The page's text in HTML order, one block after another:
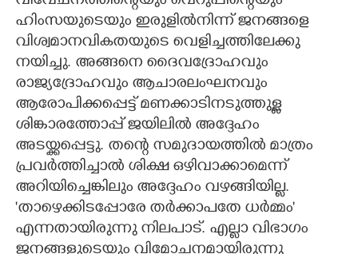
ഹിംസയുടെയും ഇരുളിൽനിന്ന് ജനങ്ങളെ
വിശ്വമാനവികതയുടെ വെളിച്ചത്തിലേക്കു
നയിച്ചു. അങ്ങനെ ദൈവദ്രോഹവും
രാജ്യദ്രോഹവും ആചാരലംഘനവും
ആരോപിക്കപ്പെട്ട് മണക്കാടിനടുത്തുള്ള
ശിങ്കാരത്തോപ്പ് ജയിലിൽ അദ്ദേഹം
അടയ്ക്കപ്പെട്ടു. തന്റെ സമുദായത്തിൽ മാത്രം
പ്രവർത്തിച്ചാൽ ശിക്ഷ ഒഴിവാക്കാമെന്ന്
അറിയിച്ചെങ്കിലും അദ്ദേഹം വഴങ്ങിയില്ല.
'താഴെക്കിടപ്പോരേ തർക്കാപതേ ധർമ്മം"
എന്നതായിരുന്നു നിലപാട്. എല്ലാ വിഭാഗം